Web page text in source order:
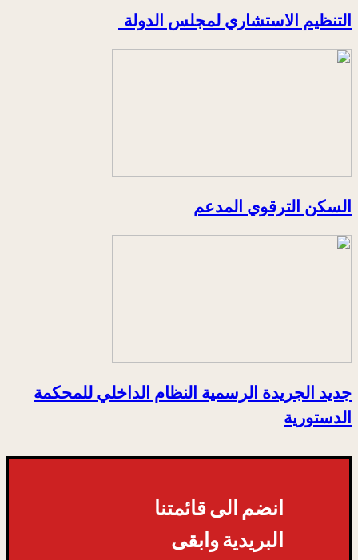
التنظيم الاستشاري لمجلس الدولة
السكن الترقوي المدعم
جديد الجريدة الرسمية النظام الداخلي للمحكمة
الدستورية
انضم الى قائمتنا
البريدية وابقى